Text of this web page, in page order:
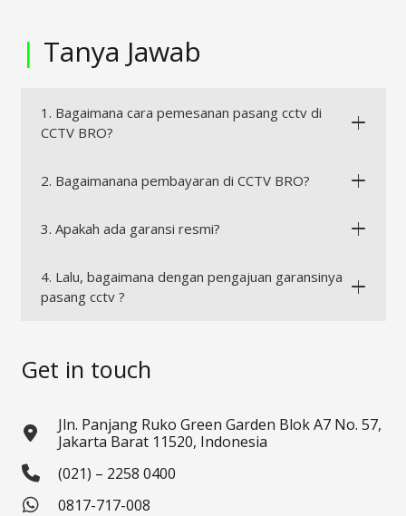
| Tanya Jawab
1. Bagaimana cara pemesanan pasang cctv di
CCTV BRO?
2. Bagaimanana pembayaran di CCTV BRO?
3. Apakah ada garansi resmi?
4. Lalu, bagaimana dengan pengajuan garansinya
pasang cctv ?
Get in touch
Jln. Panjang Ruko Green Garden Blok A7 No. 57,
Jakarta Barat 11520, Indonesia
(021) – 2258 0400
0817-717-008